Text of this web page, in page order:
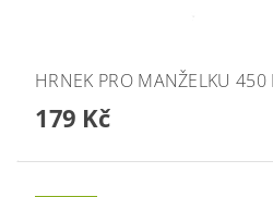
HRNEK PRO MANŽELKU 450
179 Kč